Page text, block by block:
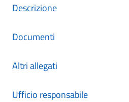
Descrizione
Documenti
Altri allegati
Ufficio responsabile